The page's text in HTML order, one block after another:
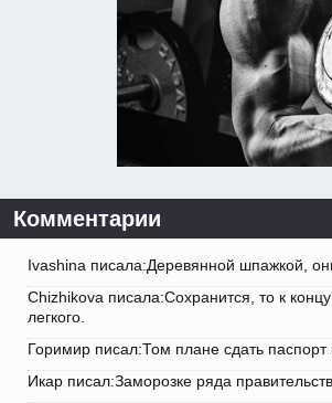
Комментарии
Ivashina писала:Деревянной шпажкой,
Chizhikova писала:Сохранится, то к
легкого.
Горимир писал:Том плане сдать паспорт
Икар писал:Заморозке ряда